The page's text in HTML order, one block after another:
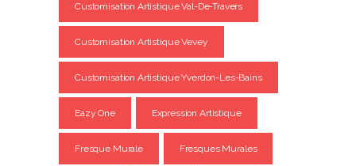
Customisation Artistique Val-De-Travers
Customisation Artistique Vevey
Customisation Artistique Yverdon-Les-Bains
Eazy One Expression Artistique
Fresque Murale Fresques Murales